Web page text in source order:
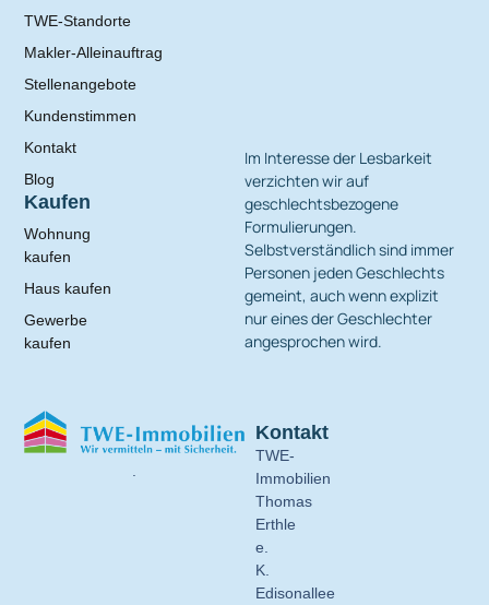
Im Interesse der Lesbarkeit
verzichten wir auf
geschlechtsbezogene
Formulierungen.
Selbstverständlich sind immer
Personen jeden Geschlechts
gemeint, auch wenn explizit
nur eines der Geschlechter
angesprochen wird.
Kontakt
TWE-
Immobilien
Thomas
Erthle
e.
K.
Edisonallee
TWE-Standorte
Makler-Alleinauftrag
Stellenangebote
Kundenstimmen
Kontakt
Blog
Kaufen
Wohnung
kaufen
Haus kaufen
Gewerbe
kaufen